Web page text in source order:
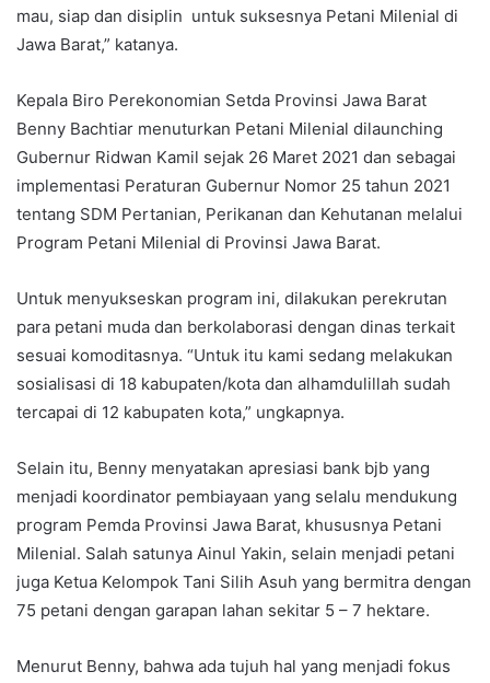
mau, siap dan disiplin untuk suksesnya Petani Milenial di
Jawa Barat,” katanya.
Kepala Biro Perekonomian Setda Provinsi Jawa Barat
Benny Bachtiar menuturkan Petani Milenial dilaunching
Gubernur Ridwan Kamil sejak 26 Maret 2021 dan sebagai
implementasi Peraturan Gubernur Nomor 25 tahun 2021
tentang SDM Pertanian, Perikanan dan Kehutanan melalui
Program Petani Milenial di Provinsi Jawa Barat.
Untuk menyukseskan program ini, dilakukan perekrutan
para petani muda dan berkolaborasi dengan dinas terkait
sesuai komoditasnya. “Untuk itu kami sedang melakukan
sosialisasi di 18 kabupaten/kota dan alhamdulillah sudah
tercapai di 12 kabupaten kota,” ungkapnya.
Selain itu, Benny menyatakan apresiasi bank bjb yang
menjadi koordinator pembiayaan yang selalu mendukung
program Pemda Provinsi Jawa Barat, khususnya Petani
Milenial. Salah satunya Ainul Yakin, selain menjadi petani
juga Ketua Kelompok Tani Silih Asuh yang bermitra dengan
75 petani dengan garapan lahan sekitar 5 – 7 hektare.
Menurut Benny, bahwa ada tujuh hal yang menjadi fokus